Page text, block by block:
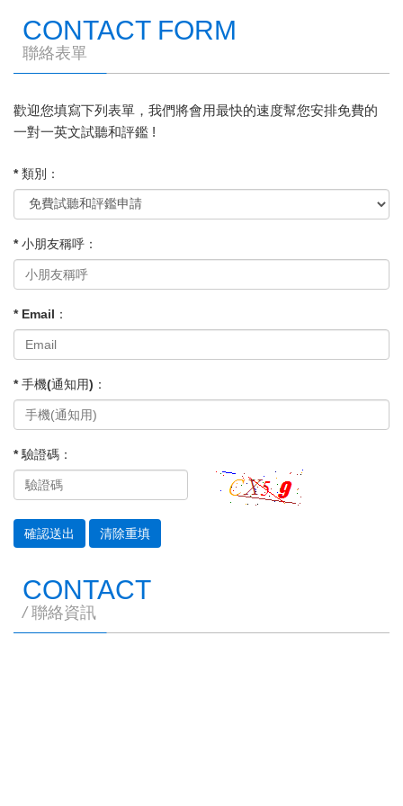
CONTACT FORM
聯絡表單
歡迎您填寫下列表單，我們將會用最快的速度幫您安排免費的
一對一英文試聽和評鑑 !
* 類別：
* 小朋友稱呼：
* Email：
* 手機(通知用)：
* 驗證碼：
CONTACT
/聯絡資訊